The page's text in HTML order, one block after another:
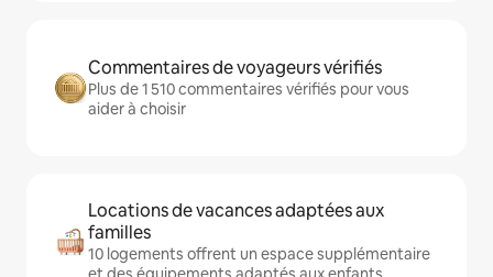
Commentaires de voyageurs vérifiés
Plus de 1 510 commentaires vérifiés pour vous
aider à choisir
Locations de vacances adaptées aux
familles
10 logements offrent un espace supplémentaire